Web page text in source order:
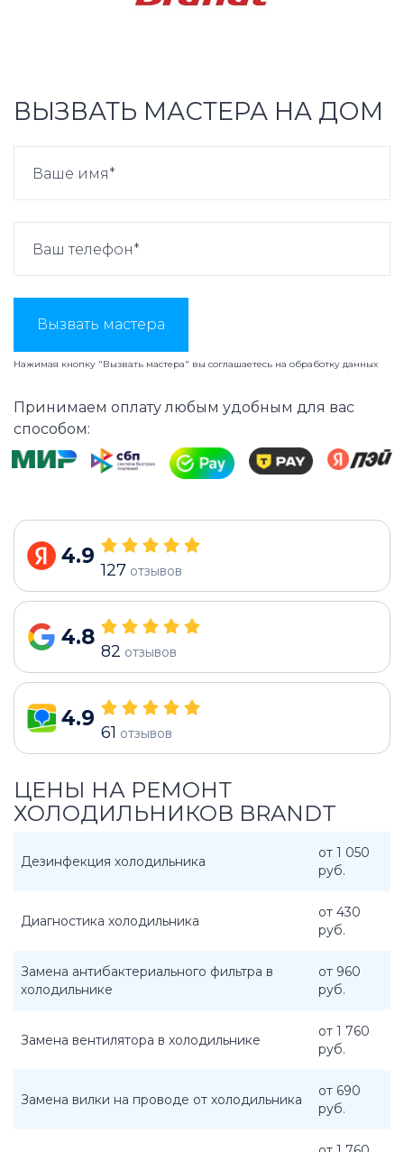
ВЫЗВАТЬ МАСТЕРА НА ДОМ
Вызвать мастера
Нажимая кнопку "Вызвать мастера" вы соглашаетесь на обработку данных
Принимаем оплату любым удобным для вас
способом:
4.9
127 отзывов
4.8
82 отзывов
4.9
61 отзывов
ЦЕНЫ НА РЕМОНТ
ХОЛОДИЛЬНИКОВ BRANDT
Дезинфекция холодильника
от 1 050
руб.
Диагностика холодильника
от 430
руб.
Замена антибактериального фильтра в
холодильнике
от 960
руб.
Замена вентилятора в холодильнике
от 1 760
руб.
Замена вилки на проводе от холодильника
от 690
руб.